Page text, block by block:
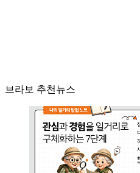
브라보 추천뉴스